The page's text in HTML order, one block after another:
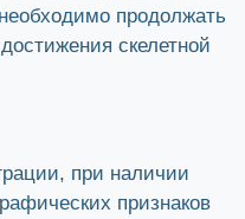
продолжать
скелетной
при наличии
признаков